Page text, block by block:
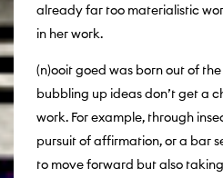
already far too materialistic
in her work.
(n)ooit goed was born out of
bubbling up ideas don’t get a
work. For example, through
pursuit of affirmation, or a bar
to move forward but also